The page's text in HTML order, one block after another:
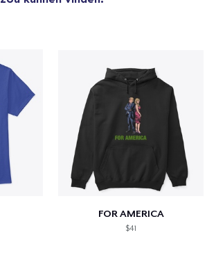
FOR AMERICA
$41